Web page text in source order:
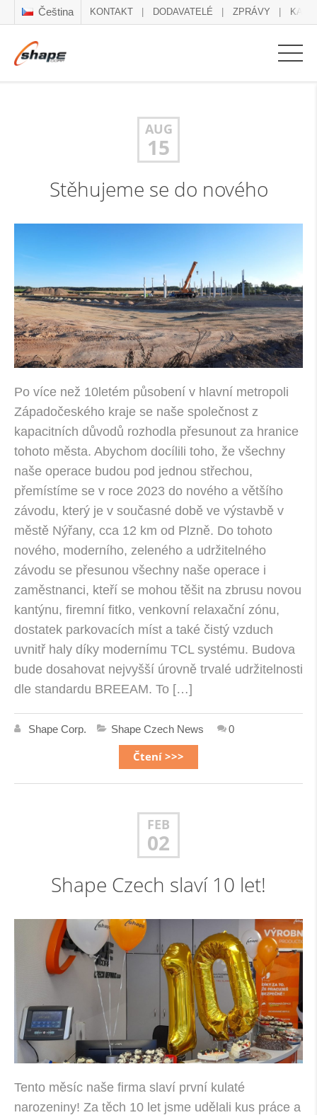
Čeština KONTAKT DODAVATELÉ ZPRÁVY
AUG
15
Stěhujeme se do nového
Po více než 10letém působení v hlavní metropoli
Západočeského kraje se naše společnost z
kapacitních důvodů rozhodla přesunout za hranice
tohoto města. Abychom docílili toho, že všechny
naše operace budou pod jednou střechou,
přemístíme se v roce 2023 do nového a většího
závodu, který je v současné době ve výstavbě v
městě Nýřany, cca 12 km od Plzně. Do tohoto
nového, moderního, zeleného a udržitelného
závodu se přesunou všechny naše operace i
zaměstnanci, kteří se mohou těšit na zbrusu novou
kantýnu, firemní fitko, venkovní relaxační zónu,
dostatek parkovacích míst a také čistý vzduch
uvnitř haly díky modernímu TCL systému. Budova
bude dosahovat nejvyšší úrovně trvalé udržitelnosti
dle standardu BREEAM. To […]
Shape Corp. Shape Czech News 0
Čtení >>>
FEB
02
Shape Czech slaví 10 let!
Tento měsíc naše firma slaví první kulaté
narozeniny! Za těch 10 let jsme udělali kus práce a